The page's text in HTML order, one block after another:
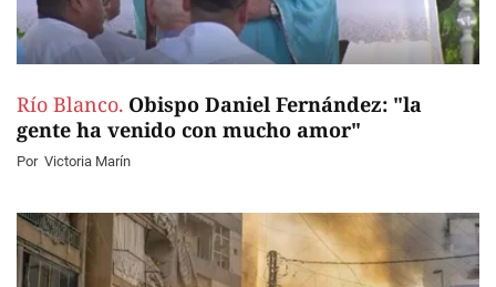
Río Blanco. Obispo Daniel Fernández: "la
gente ha venido con mucho amor"
Por Victoria Marín